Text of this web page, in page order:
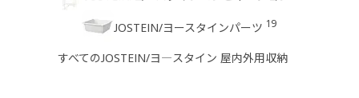
JOSTEIN/ヨースタインパーツ 19
すべてのJOSTEIN/ヨ―スタイン 屋内外用収納